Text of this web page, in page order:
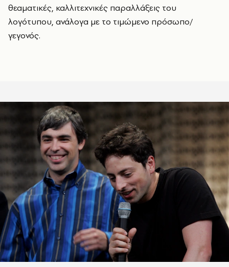
θεαματικές, καλλιτεχνικές παραλλάξεις του
λογότυπου, ανάλογα με το τιμώμενο πρόσωπο/
γεγονός.